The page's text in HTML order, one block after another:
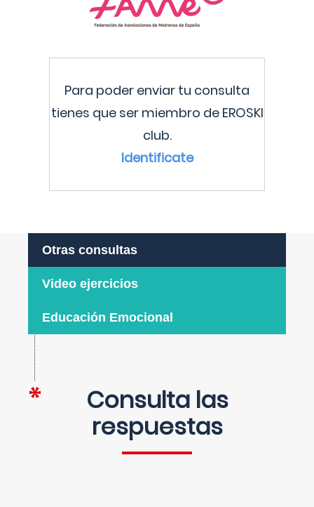
Para poder enviar tu consulta
tienes que ser miembro de EROSKI
club.
Identificate
Otras consultas
Video ejercicios
Educación Emocional
Consulta las
respuestas